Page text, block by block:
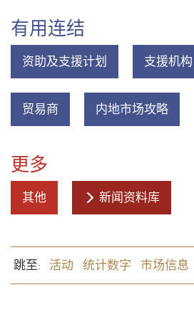
有用连结
资助及支援计划 支援机构
贸易商 内地市场攻略
更多
其他 新闻资料库
跳至: 活动 统计数字 市场信息